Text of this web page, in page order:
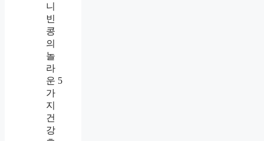
니
빈
콩
의
놀
라
운 5
가
지
건
강